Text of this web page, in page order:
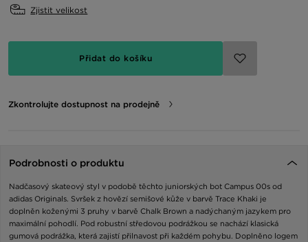
Zjistit velikost
Přidat do košíku
Zkontrolujte dostupnost na prodejně
Podrobnosti o produktu
Nadčasový skateový styl v podobě těchto juniorských bot Campus 00s od
adidas Originals. Svršek z hovězí semišové kůže v barvě Trace Khaki je
doplněn koženými 3 pruhy v barvě Chalk Brown a nadýchaným jazykem pro
maximální pohodlí. Pod robustní středovou podrážkou se nachází klasická
gumová podrážka, která zajistí přilnavost při každém pohybu. Doplněno logem